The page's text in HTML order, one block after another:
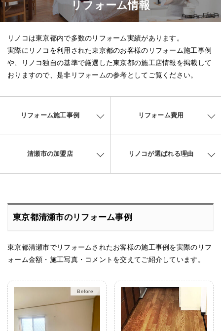
リフォーム情報
リノコは東京都内で多数のリフォーム実績があります。
実際にリノコを利用された東京都のお客様のリフォーム施工事例
や、リノコ独自の基準で厳選した東京都の施工店情報を掲載して
おりますので、是非リフォームの参考としてご覧ください。
リフォーム施工事例 リフォーム費用
清瀬市の加盟店 リノコが選ばれる理由
東京都清瀬市のリフォーム事例
東京都清瀬市でリフォームされたお客様の施工事例を実際のリフ
ォーム金額・施工写真・コメントを交えてご紹介しています。
After